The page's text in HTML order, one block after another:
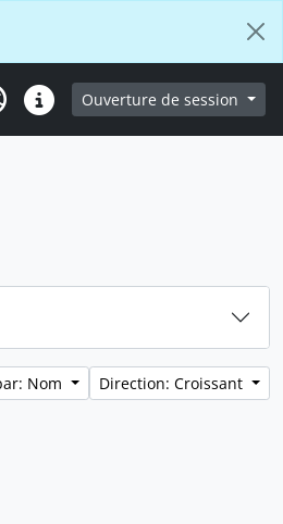
Liens rapidesOuverture de session
Nom Direction: Croissant